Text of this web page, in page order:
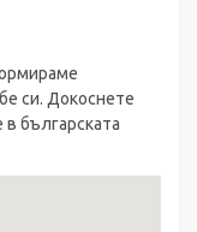
си. Докоснете
българската